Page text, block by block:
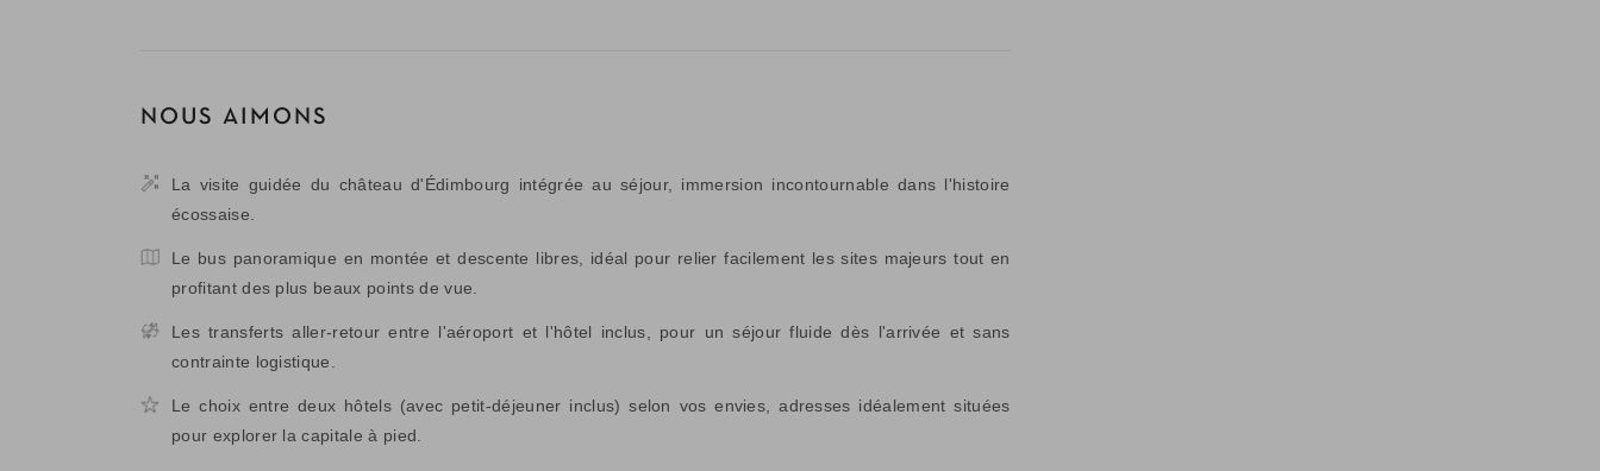
NOUS AIMONS
La visite guidée du château d'Édimbourg intégrée au séjour, immersion incontournable dans l'histoire
écossaise.
Le bus panoramique en montée et descente libres, idéal pour relier facilement les sites majeurs tout en
profitant des plus beaux points de vue.
Les transferts aller-retour entre l'aéroport et l'hôtel inclus, pour un séjour fluide dès l'arrivée et sans
contrainte logistique.
Le choix entre deux hôtels (avec petit-déjeuner inclus) selon vos envies, adresses idéalement situées
pour explorer la capitale à pied.